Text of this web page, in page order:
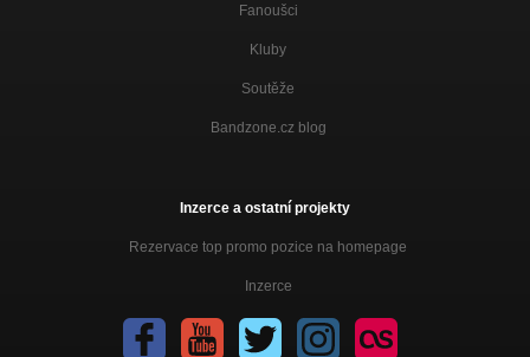
Fanoušci
Kluby
Soutěže
Bandzone.cz blog
Inzerce a ostatní projekty
Rezervace top promo pozice na homepage
Inzerce